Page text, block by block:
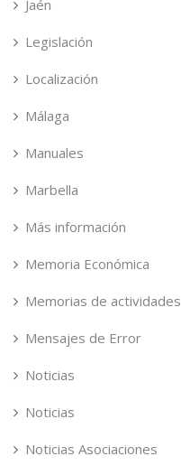
Jaén
Legislación
Localización
Málaga
Manuales
Marbella
Más información
Memoria Económica
Memorias de actividades
Mensajes de Error
Noticias
Noticias
Noticias Asociaciones